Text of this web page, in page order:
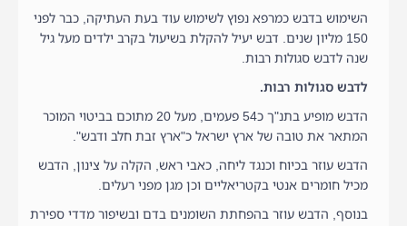
השימוש בדבש כמרפא נפוץ לשימוש עוד בעת העתיקה, כבר לפני
150 מליון שנים. דבש יעיל להקלת בשיעול בקרב ילדים מעל גיל
שנה לדבש סגולות רבות.
לדבש סגולות רבות.
הדבש מופיע בתנ"ך כ54 פעמים, מעל 20 מתוכם בביטוי המוכר
המתאר את טובה של ארץ ישראל כ"ארץ זבת חלב ודבש".
הדבש עוזר בכיוח וכנגד ליחה, כאבי ראש, הקלה על צינון, הדבש
מכיל חומרים אנטי בקטריאליים וכן מגן מפני רעלים.
בנוסף, הדבש עוזר בהפחתת השומנים בדם ובשיפור מדדי ספירת